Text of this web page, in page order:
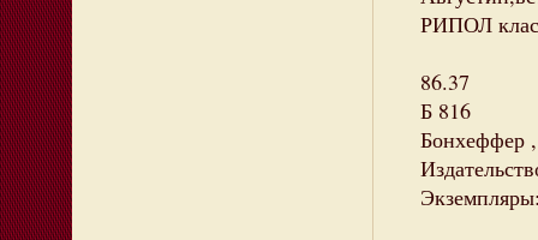
РИПОЛ
86.37
Б 816
Бонхеффер